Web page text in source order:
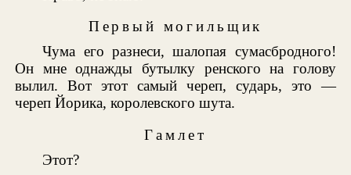
Первый могильщик
Чума его разнеси, шалопая сумасбродного!
Он мне однажды бутылку ренского на голову
вылил. Вот этот самый череп, сударь, это —
череп Йорика, королевского шута.
Гамлет
Этот?